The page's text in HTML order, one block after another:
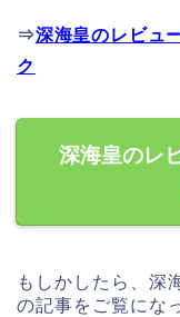
⇒深海皇のレビュ
ク
深海皇のレ
もしかしたら、深
の記事をご覧にな